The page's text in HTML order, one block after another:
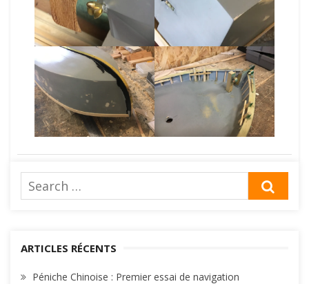
Search
for:
ARTICLES RÉCENTS
Péniche Chinoise : Premier essai de navigation